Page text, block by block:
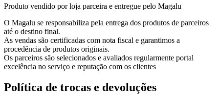
Produto vendido por loja parceira e entregue pelo Magalu
O Magalu se responsabiliza pela entrega dos produtos de parceiros
até o destino final.
As vendas são certificadas com nota fiscal e garantimos a
procedência de produtos originais.
Os parceiros são selecionados e avaliados regularmente portal
excelência no serviço e reputação com os clientes
Política de trocas e devoluções